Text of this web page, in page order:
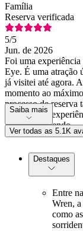
Família
Reserva verificada
5/5
Jun. de 2026
Foi uma
Eye. É uma atração
já visitei até agora.
momento ao
processo de reserva
pontuais e a
Super recomendo
Saiba mais
Ver todas as 5.1K
Destaques
Entre
Wren,
como